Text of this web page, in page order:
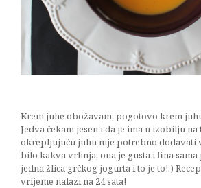
Krem juhe obožavam, pogotovo krem
Jedva čekam jesen i da je ima u izobilju
okrepljujuću juhu nije potrebno dodavati
bilo kakva vrhnja, ona je gusta i fina sama
jedna žlica grčkog jogurta i to je to!:)
vrijeme nalazi na 24 sata!